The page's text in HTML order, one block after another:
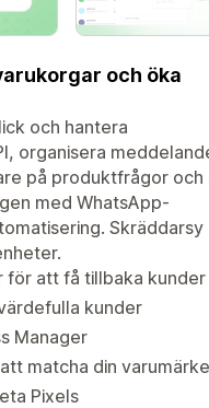
och öka
och hantera
organisera
på produktfrågor och
med WhatsApp-
Skräddarsy
för att få tillbaka kunder
kunder
Manager
matcha din
Pixels